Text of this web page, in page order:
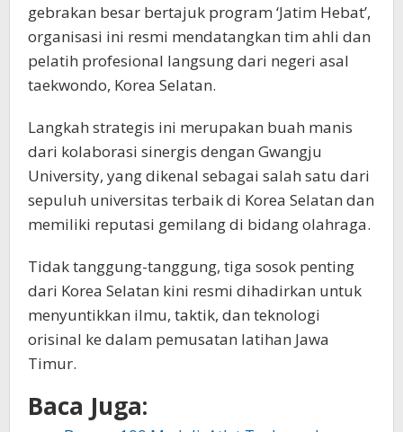
gebrakan besar bertajuk program ‘Jatim Hebat’,
organisasi ini resmi mendatangkan tim ahli dan
pelatih profesional langsung dari negeri asal
taekwondo, Korea Selatan.
Langkah strategis ini merupakan buah manis
dari kolaborasi sinergis dengan Gwangju
University, yang dikenal sebagai salah satu dari
sepuluh universitas terbaik di Korea Selatan dan
memiliki reputasi gemilang di bidang olahraga.
Tidak tanggung-tanggung, tiga sosok penting
dari Korea Selatan kini resmi dihadirkan untuk
menyuntikkan ilmu, taktik, dan teknologi
orisinal ke dalam pemusatan latihan Jawa
Timur.
Baca Juga: